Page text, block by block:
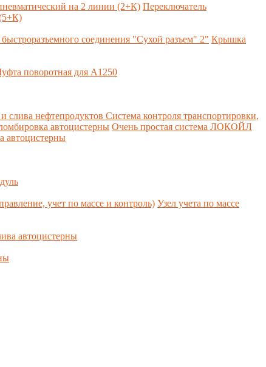
на 2 линии (2+К) Переключатель
соединения "Сухой разъем" 2" Крышка
поворотная для А1250
слива нефтепродуктов Система контроля транспортировки,
автоцистерны Очень простая система ЛОКОЙЛ
автоцистерны
учет по массе и контроль) Узел учета по массе
автоцистерны